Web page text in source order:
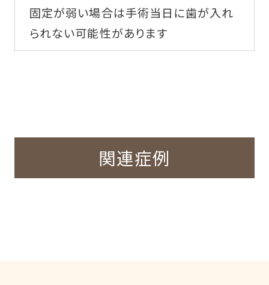
固定が弱い場合は手術当日に歯が入れ
られない可能性があります
関連症例